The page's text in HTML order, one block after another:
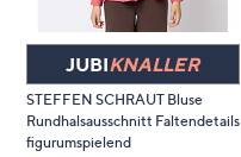
JUBIKNALLER
STEFFEN SCHRAUT Bluse
Rundhalsausschnitt Faltendetails
figurumspielend